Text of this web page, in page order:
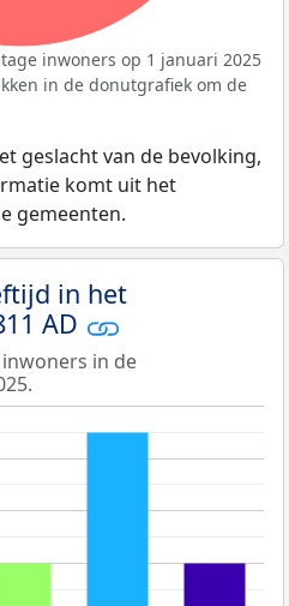
inwoners op 1 januari 2025
in de donutgrafiek om de
geslacht van de bevolking,
komt uit het
gemeenten.
in het
AD
in de